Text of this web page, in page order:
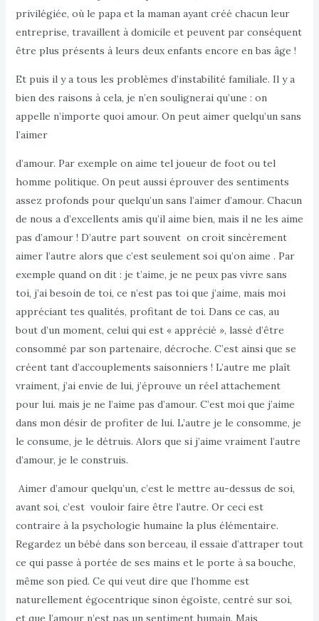
privilégiée, où le papa et la maman ayant créé chacun leur
entreprise, travaillent à domicile et peuvent par conséquent
être plus présents à leurs deux enfants encore en bas âge !
Et puis il y a tous les problèmes d’instabilité familiale. Il y a
bien des raisons à cela, je n’en soulignerai qu’une : on
appelle n’importe quoi amour. On peut aimer quelqu’un sans
l’aimer
d’amour. Par exemple on aime tel joueur de foot ou tel
homme politique. On peut aussi éprouver des sentiments
assez profonds pour quelqu’un sans l’aimer d’amour. Chacun
de nous a d’excellents amis qu’il aime bien, mais il ne les aime
pas d’amour ! D’autre part souvent on croit sincèrement
aimer l’autre alors que c’est seulement soi qu’on aime . Par
exemple quand on dit : je t’aime, je ne peux pas vivre sans
toi, j’ai besoin de toi, ce n’est pas toi que j’aime, mais moi
appréciant tes qualités, profitant de toi. Dans ce cas, au
bout d’un moment, celui qui est « apprécié », lassé d’être
consommé par son partenaire, décroche. C’est ainsi que se
créent tant d’accouplements saisonniers ! L’autre me plaît
vraiment, j’ai envie de lui, j’éprouve un réel attachement
pour lui. mais je ne l’aime pas d’amour. C’est moi que j’aime
dans mon désir de profiter de lui. L’autre je le consomme, je
le consume, je le détruis. Alors que si j’aime vraiment l’autre
d’amour, je le construis.
Aimer d’amour quelqu’un, c’est le mettre au-dessus de soi,
avant soi, c’est vouloir faire être l’autre. Or ceci est
contraire à la psychologie humaine la plus élémentaire.
Regardez un bébé dans son berceau, il essaie d’attraper tout
ce qui passe à portée de ses mains et le porte à sa bouche,
même son pied. Ce qui veut dire que l’homme est
naturellement égocentrique sinon égoïste, centré sur soi,
et que l’amour n’est pas un sentiment humain. Mais